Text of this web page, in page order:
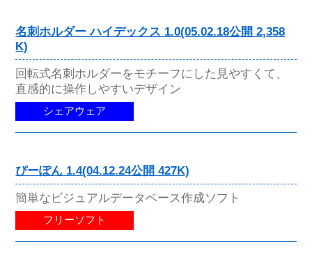
名刺ホルダー ハイデックス 1.0(05.02.18公開 2,358
K)
回転式名刺ホルダーをモチーフにした見やすくて、
直感的に操作しやすいデザイン
シェアウェア
ぴーぽん 1.4(04.12.24公開 427K)
簡単なビジュアルデータベース作成ソフト
フリーソフト